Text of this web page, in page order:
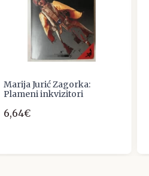
Marija Jurić Zagorka:
Plameni inkvizitori
6,64€